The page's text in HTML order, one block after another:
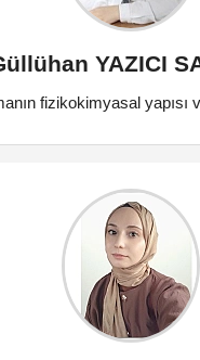
YAZICI
fizikokimyasal yapısı